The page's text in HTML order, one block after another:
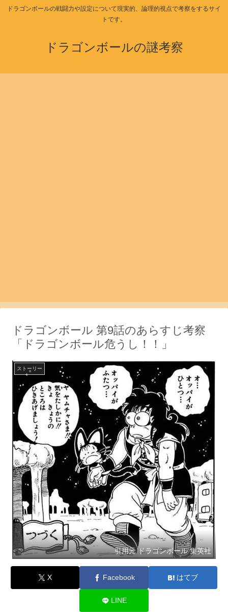
ドラゴンボールの戦闘力や設定について現実的、論理的視点で考察をするサイ
トです。
ドラゴンボールの謎考察
ドラゴンボール 第9話のあらすじ考察
「ドラゴンボール危うし！！」
ストーリー
引用元 ドラゴンボール 集英社
X Facebook はてブ
LINE